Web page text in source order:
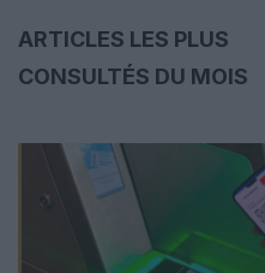
ARTICLES LES PLUS
CONSULTÉS DU MOIS